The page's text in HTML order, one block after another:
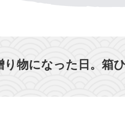
り物になった日。箱